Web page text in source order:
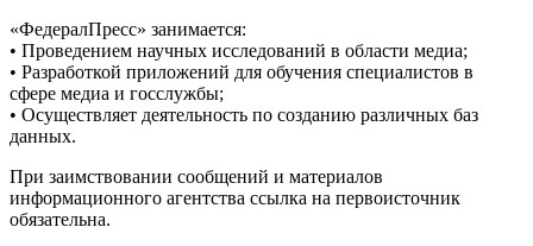
«ФедералПресс» занимается:
• Проведением научных исследований в области медиа;
• Разработкой приложений для обучения специалистов в
сфере медиа и госслужбы;
• Осуществляет деятельность по созданию различных баз
данных.
При заимствовании сообщений и материалов
информационного агентства ссылка на первоисточник
обязательна.